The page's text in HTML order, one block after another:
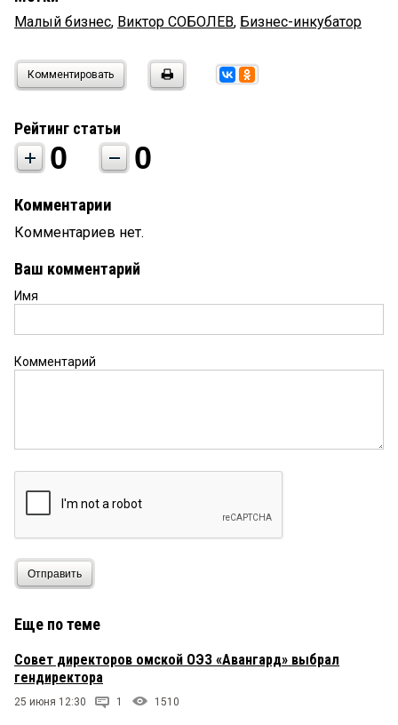
Малый бизнес, Виктор СОБОЛЕВ, Бизнес-инкубатор
Комментировать
Рейтинг статьи
0 0
Комментарии
Комментариев нет.
Ваш комментарий
Имя
Комментарий
Отправить
Еще по теме
Совет директоров омской ОЭЗ «Авангард» выбрал
гендиректора
25 июня 12:30 1 1510